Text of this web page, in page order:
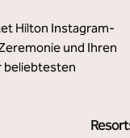
Hilton Instagram-
und Ihren
beliebtesten